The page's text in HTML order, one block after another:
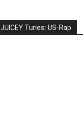
JUICEY Tunes: US-Rap